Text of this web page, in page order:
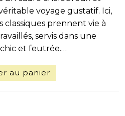
voyage gustatif. Ici,
classiques prennent vie à
servis dans une
et feutrée.…
au panier